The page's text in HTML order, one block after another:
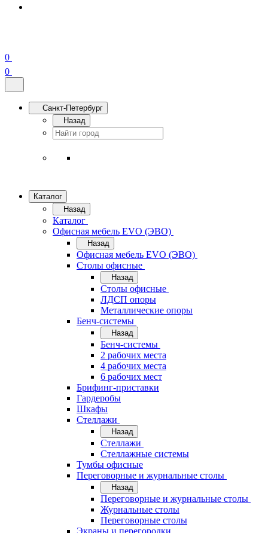
0
0
Санкт-Петербург
Назад
Каталог
Назад
Каталог
Офисная мебель EVO (ЭВО)
Назад
Офисная мебель EVO (ЭВО)
Cтолы офисные
Назад
Cтолы офисные
ЛДСП опоры
Металлические опоры
Бенч-системы
Назад
Бенч-системы
2 рабочих места
4 рабочих места
6 рабочих мест
Брифинг-приставки
Гардеробы
Шкафы
Стеллажи
Назад
Стеллажи
Стеллажные системы
Тумбы офисные
Переговорные и журнальные столы
Назад
Переговорные и журнальные столы
Журнальные столы
Переговорные столы
Экраны и перегородки